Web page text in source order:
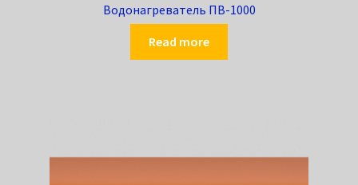
Водонагреватель ПВ-1000
Read more